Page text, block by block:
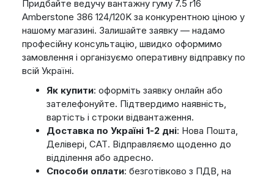
Придбайте ведучу вантажну гуму 7.5 r16
Amberstone 386 124/120K за конкурентною ціною у
нашому магазині. Залишайте заявку — надамо
професійну консультацію, швидко оформимо
замовлення і організуємо оперативну відправку по
всій Україні.
Як купити: оформіть заявку онлайн або
зателефонуйте. Підтвердимо наявність,
вартість і строки відвантаження.
Доставка по Україні 1-2 дні: Нова Пошта,
Делівері, САТ. Відправляємо щоденно до
відділення або адресно.
Способи оплати: безготівково з ПДВ, на